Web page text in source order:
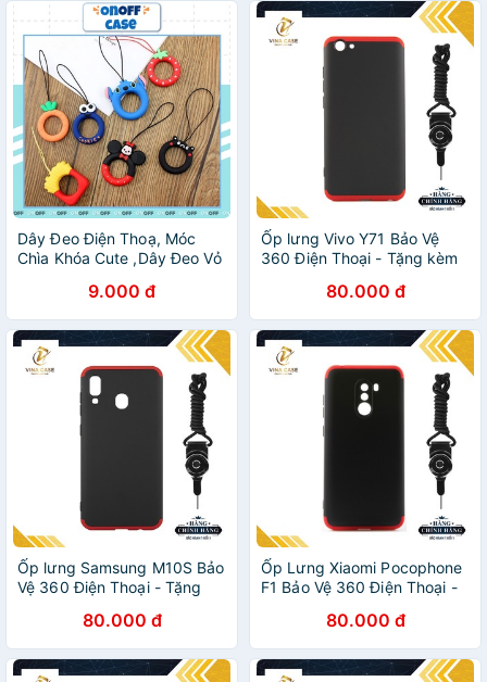
Dây Đeo Điện Thoạ, Móc
Chìa Khóa Cute ,Dây Đeo Vỏ
9.000 đ
Ốp lưng Vivo Y71 Bảo Vệ
360 Điện Thoại - Tặng kèm
80.000 đ
Ốp lưng Samsung M10S Bảo
Vệ 360 Điện Thoại - Tặng
80.000 đ
Ốp Lưng Xiaomi Pocophone
F1 Bảo Vệ 360 Điện Thoại -
80.000 đ